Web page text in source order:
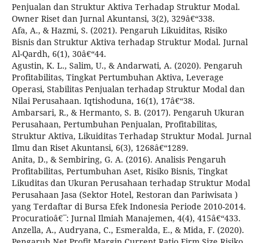
Penjualan dan Struktur Aktiva Terhadap Struktur Modal.
Owner Riset dan Jurnal Akuntansi, 3(2), 329â€“338.
Afa, A., & Hazmi, S. (2021). Pengaruh Likuiditas, Risiko
Bisnis dan Struktur Aktiva terhadap Struktur Modal. Jurnal
Al-Qardh, 6(1), 30â€“44.
Agustin, K. L., Salim, U., & Andarwati, A. (2020). Pengaruh
Profitabilitas, Tingkat Pertumbuhan Aktiva, Leverage
Operasi, Stabilitas Penjualan terhadap Struktur Modal dan
Nilai Perusahaan. Iqtishoduna, 16(1), 17â€“38.
Ambarsari, R., & Hermanto, S. B. (2017). Pengaruh Ukuran
Perusahaan, Pertumbuhan Penjualan, Profitabilitas,
Struktur Aktiva, Likuiditas Terhadap Struktur Modal. Jurnal
Ilmu dan Riset Akuntansi, 6(3), 1268â€“1289.
Anita, D., & Sembiring, G. A. (2016). Analisis Pengaruh
Profitabilitas, Pertumbuhan Aset, Risiko Bisnis, Tingkat
Likuditas dan Ukuran Perusahaan terhadap Struktur Modal
Perusahaan Jasa (Sektor Hotel, Restoran dan Pariwisata )
yang Terdaftar di Bursa Efek Indonesia Periode 2010-2014.
Procuratioâ€¯: Jurnal Ilmiah Manajemen, 4(4), 415â€“433.
Anzella, A., Audryana, C., Esmeralda, E., & Mida, F. (2020).